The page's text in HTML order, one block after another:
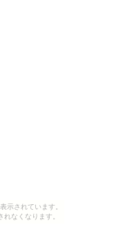
示されています。
なくなります。